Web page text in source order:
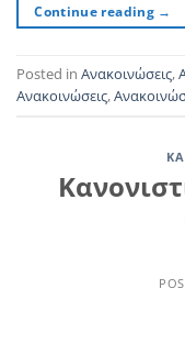
Continue reading →
Posted in Ανακοινώσεις,
Ανακοινώσεις,